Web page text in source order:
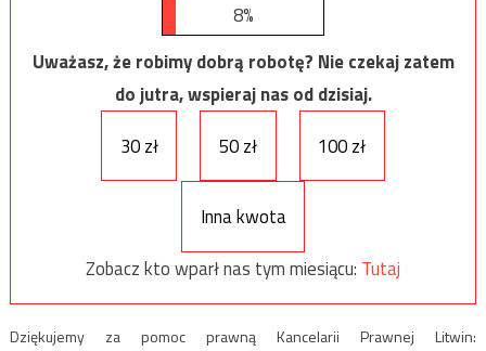
8%
Uważasz, że robimy dobrą robotę? Nie czekaj zatem
do jutra, wspieraj nas od dzisiaj.
30 zł
50 zł 100 zł
Inna kwota
Zobacz kto wparł nas tym miesiącu: Tutaj
Dziękujemy za pomoc prawną Kancelarii Prawnej Litwin: